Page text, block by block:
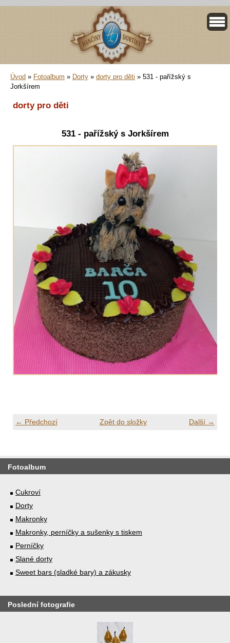
Úvod » Fotoalbum » Dorty » dorty pro děti » 531 - pařížský s
Jorkšírem
dorty pro děti
531 - pařížský s Jorkšírem
← Předchozí Další →
Zpět do složky
Fotoalbum
Cukroví
Dorty
Makronky
Makronky, perníčky a sušenky s tiskem
Perníčky
Slané dorty
Sweet bars (sladké bary) a zákusky
Poslední fotografie